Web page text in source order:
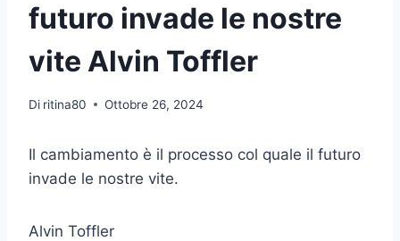
futuro invade le nostre
vite Alvin Toffler
Di ritina80 Ottobre 26, 2024
Il cambiamento è il processo col quale il futuro
invade le nostre vite.
Alvin Toffler